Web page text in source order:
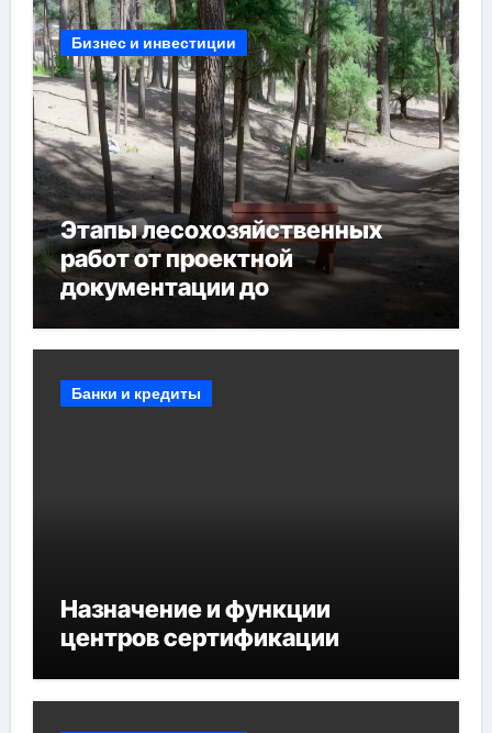
Бизнес и инвестиции
Этапы лесохозяйственных
работ от проектной
документации до
мероприятий и обустройства
Банки и кредиты
Назначение и функции
центров сертификации